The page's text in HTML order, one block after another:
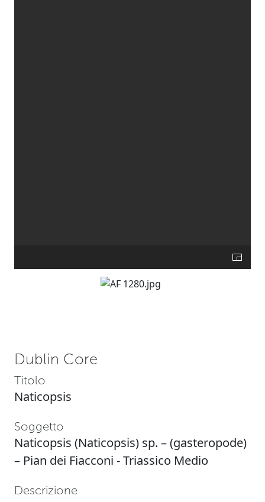
Dublin Core
Titolo
Naticopsis
Soggetto
Naticopsis (Naticopsis) sp. – (gasteropode)
– Pian dei Fiacconi - Triassico Medio
Descrizione